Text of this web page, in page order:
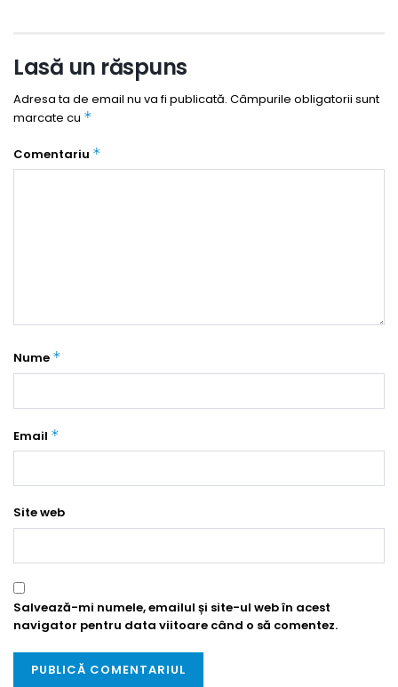
Lasă un răspuns
Adresa ta de email nu va fi publicată. Câmpurile obligatorii sunt
marcate cu *
Comentariu *
Nume *
Email *
Site web
Salvează-mi numele, emailul și site-ul web în acest
navigator pentru data viitoare când o să comentez.